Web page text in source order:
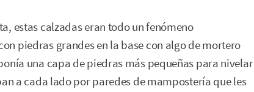
estas calzadas eran todo un fenómeno
piedras grandes en la base con algo de mortero
una capa de piedras más pequeñas para nivelar
a cada lado por paredes de mampostería que les